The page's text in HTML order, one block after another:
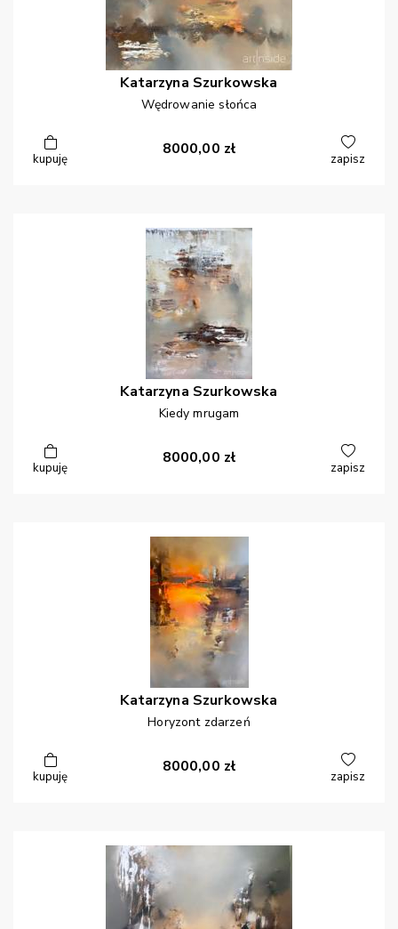
Katarzyna Szurkowska
Wędrowanie słońca
kupuję
8000,00 zł
zapisz
Katarzyna Szurkowska
Kiedy mrugam
kupuję
8000,00 zł
zapisz
Katarzyna Szurkowska
Horyzont zdarzeń
kupuję
8000,00 zł
zapisz